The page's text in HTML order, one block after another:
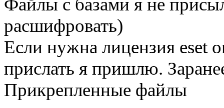
Файлы с базами я не
расшифровать)
Если нужна лицензия eset
прислать я пришлю.
Прикрепленные файлы